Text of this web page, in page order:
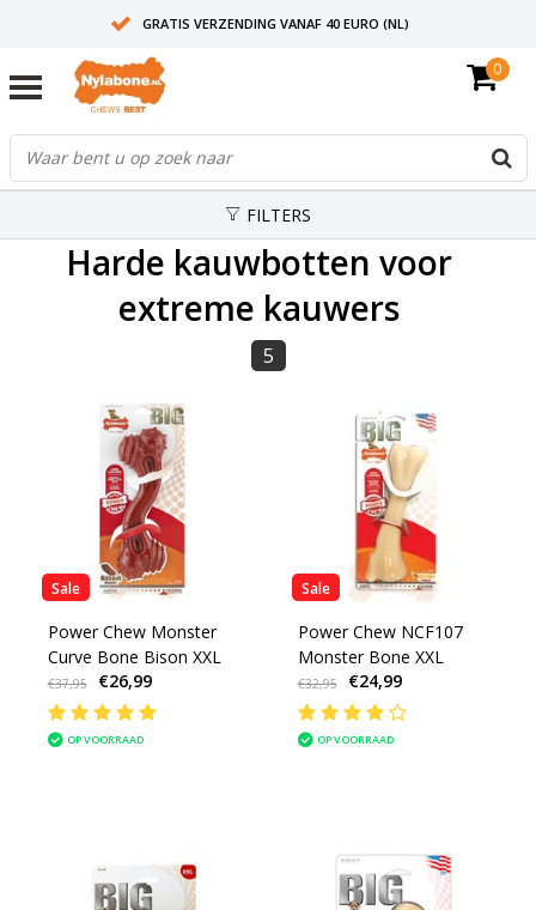
GRATIS VERZENDING VANAF 40 EURO (NL)
0
FILTERS
Harde kauwbotten voor
extreme kauwers
5
Sale
Power Chew Monster
Curve Bone Bison XXL
€37,95 €26,99
OP VOORRAAD
Sale
Power Chew NCF107
Monster Bone XXL
€32,95 €24,99
OP VOORRAAD